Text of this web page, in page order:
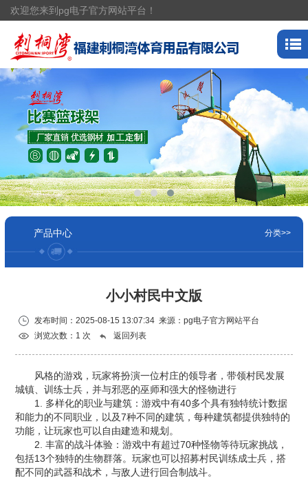
欢迎您来到pg电子官方网站平台！
产品中心 分类>>
小小村民中文版
发布时间：2025-08-15 13:07:34 来源： pg电子官方网站平台
浏览次数：1 次
返回列表
风格的游戏，玩家将扮演一位村庄的领导者，带领村民发展
城镇、训练士兵，并与邪恶的巫师和强大的怪物进行
1. 多样化的职业与建筑：游戏中有40多个具有独特统计数据
和能力的不同职业，以及7种不同的建筑，每种建筑都提供独特的
功能，让玩家也可以自由建造和规划。
2. 丰富的战斗体验：游戏中有超过70种怪物等待玩家挑战，
包括13个独特的生物群落。玩家也可以招募村民训练成士兵，搭
配不同的武器和战术，与敌人进行回合制战斗。